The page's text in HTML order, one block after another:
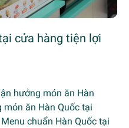
cửa hàng tiện lợi
hưởng món ăn Hàn
ăn Hàn Quốc tại
chuẩn Hàn Quốc tại